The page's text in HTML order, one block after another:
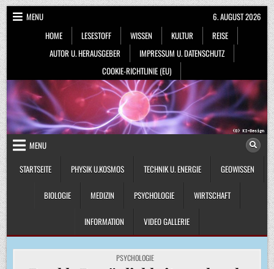
Skip
to
content
MENU
HOME
LESESTOFF WISSEN KULTUR
REISE
AUTOR U. HERAUSGEBER
IMPRESSUM U. DATENSCHUTZ
COOKIE-RICHTLINIE (EU)
6. AUGUST 2026
MENU
STARTSEITE
PHYSIK U.KOSMOS TECHNIK U. ENERGIE GEOWISSEN
BIOLOGIE MEDIZIN PSYCHOLOGIE WIRTSCHAFT
INFORMATION VIDEO GALLERIE
POSTED
IN
PSYCHOLOGIE